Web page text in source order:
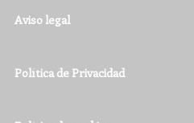
Aviso legal
Política de Privacidad